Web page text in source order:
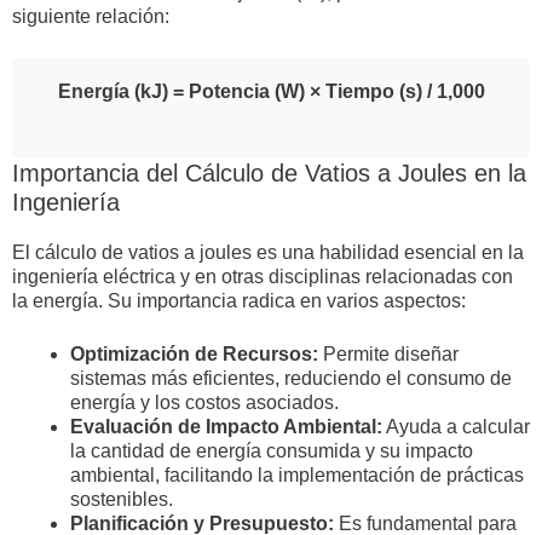
siguiente relación:
Energía (kJ) = Potencia (W) × Tiempo (s) / 1,000
Importancia del Cálculo de Vatios a Joules en la
Ingeniería
El cálculo de vatios a joules es una habilidad esencial en la
ingeniería eléctrica y en otras disciplinas relacionadas con
la energía. Su importancia radica en varios aspectos:
Optimización de Recursos: Permite diseñar
sistemas más eficientes, reduciendo el consumo de
energía y los costos asociados.
Evaluación de Impacto Ambiental: Ayuda a calcular
la cantidad de energía consumida y su impacto
ambiental, facilitando la implementación de prácticas
sostenibles.
Planificación y Presupuesto: Es fundamental para